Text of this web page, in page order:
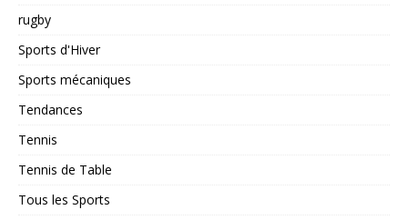
rugby
Sports d'Hiver
Sports mécaniques
Tendances
Tennis
Tennis de Table
Tous les Sports